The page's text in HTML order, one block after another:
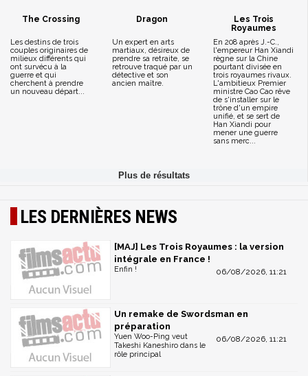
The Crossing
Les destins de trois
couples originaires de
milieux différents qui
ont survécu à la
guerre et qui
cherchent à prendre
un nouveau départ...
Dragon
Un expert en arts
martiaux, désireux de
prendre sa retraite, se
retrouve traqué par un
détective et son
ancien maître.
Les Trois
Royaumes
En 208 après J.-C.,
l'empereur Han Xiandi
règne sur la Chine
pourtant divisée en
trois royaumes rivaux.
L'ambitieux Premier
ministre Cao Cao rêve
de s'installer sur le
trône d'un empire
unifié, et se sert de
Han Xiandi pour
mener une guerre
sans merc...
LES DERNIÈRES NEWS
[MAJ] Les Trois Royaumes : la version
intégrale en France !
06/08/2026, 11:21
Enfin !
Un remake de Swordsman en
préparation
06/08/2026, 11:21
Yuen Woo-Ping veut
Takeshi Kaneshiro dans le
rôle principal